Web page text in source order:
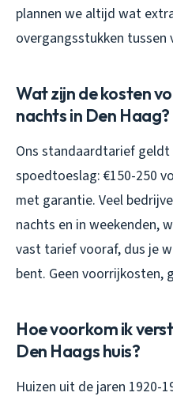
plannen we altijd wat
overgangsstukken tussen
Wat zijn de kosten
nachts in Den Haag?
Ons standaardtarief
spoedtoeslag: €150-250
met garantie. Veel
nachts en in weekenden,
vast tarief vooraf, dus je
bent. Geen voorrijkosten,
Hoe voorkom ik
Den Haags huis?
Huizen uit de jaren 1920-